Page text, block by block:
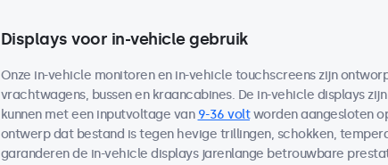
Displays voor in-vehicle gebruik
Onze in-vehicle monitoren en in-vehicle touchscreens zijn
vrachtwagens, bussen en kraancabines. De in-vehicle displays
kunnen met een inputvoltage van 9-36 voltworden aangesloten
ontwerp dat bestand is tegen hevige trillingen, schokken,
garanderen de in-vehicle displays jarenlange betrouwbare